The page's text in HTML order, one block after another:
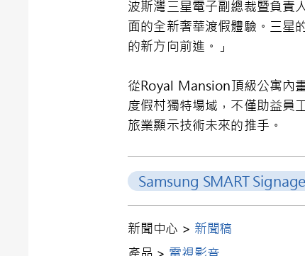
波斯灣三星電子副總裁暨負
面的全新奢華渡假體驗。三星
的新方向前進。」
從Royal Mansion頂級公寓內
度假村獨特場域，不僅助益員
旅業顯示技術未來的推手。
Samsung SMART Signage
新聞中心 > 新聞稿